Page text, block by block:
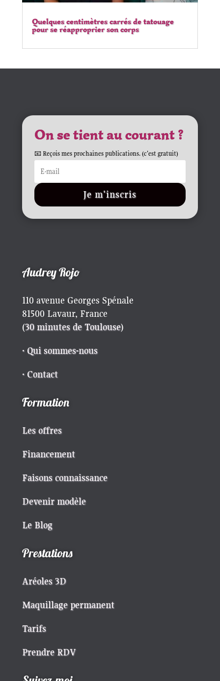
Quelques centimètres carrés de tatouage
pour se réapproprier son corps
On se tient au courant ?
📧 Reçois mes prochaines publications. (c'est gratuit)
Je m'inscris
Audrey Rojo
110 avenue Georges Spénale
81500 Lavaur, France
(30 minutes de Toulouse)
· Qui sommes-nous
· Contact
Formation
Les offres
Financement
Faisons connaissance
Devenir modèle
Le Blog
Prestations
Aréoles 3D
Maquillage permanent
Tarifs
Prendre RDV